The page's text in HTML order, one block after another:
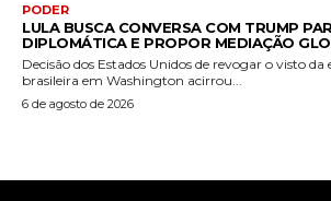
PODER
LULA BUSCA CONVERSA COM TRUMP
DIPLOMÁTICA E PROPOR MEDIAÇÃO
Decisão dos Estados Unidos de revogar o visto
brasileira em Washington acirrou...
6 de agosto de 2026